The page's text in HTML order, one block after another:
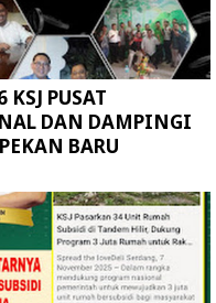
PUSAT
DAN DAMPINGI
BARU